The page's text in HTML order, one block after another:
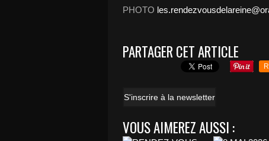
PHOTO
PARTAGER CET ARTICLE
S'inscrire à la newsletter
VOUS AIMEREZ AUSSI :